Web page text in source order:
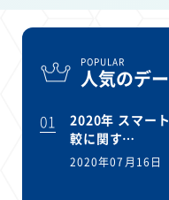
POPULAR
人気のデ
01
2020年 スマー
較に関す…
2020年07月16日